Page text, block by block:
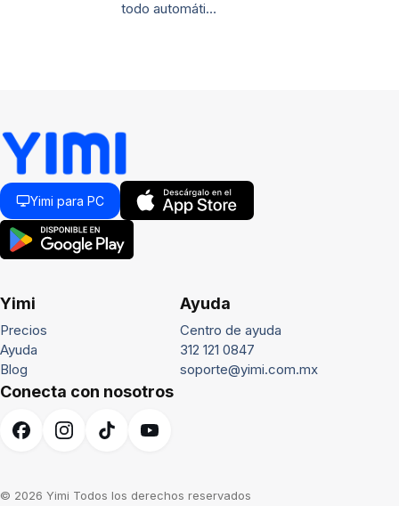
todo automáti…
Yimi para PC
Yimi
Precios
Ayuda
Blog
Ayuda
Centro de ayuda
312 121 0847
soporte@yimi.com.mx
Conecta con nosotros
© 2026 Yimi Todos los derechos reservados